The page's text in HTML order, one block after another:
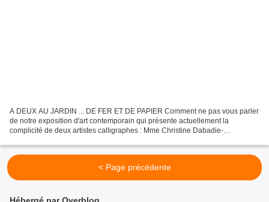
A DEUX AU JARDIN ... DE FER ET DE PAPIER Comment ne pas vous parler
de notre exposition d'art contemporain qui présente actuellement la
complicité de deux artistes calligraphes : Mme Christine Dabadie-
< Page précédente